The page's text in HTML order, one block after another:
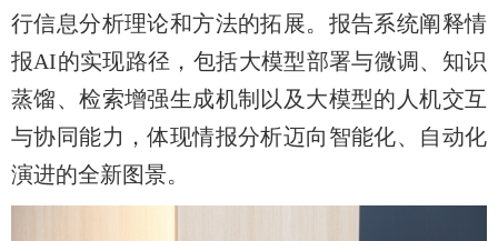
行信息分析理论和方法的拓展。报告系统阐释情
报AI的实现路径，包括大模型部署与微调、知识
蒸馏、检索增强生成机制以及大模型的人机交互
与协同能力，体现情报分析迈向智能化、自动化
演进的全新图景。